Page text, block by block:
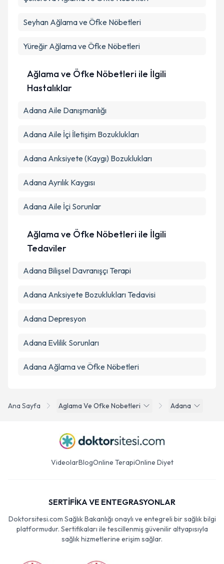
kapsamda işlenmesini kabul ediyorum.
Takvim Talebini Gönder
Ana Sayfa Aglama Ve Ofke Nobetleri Adana
Seyhan Ağlama ve Öfke Nöbetleri
Yüreğir Ağlama ve Öfke Nöbetleri
Ağlama ve Öfke Nöbetleri ile İlgili
Hastalıklar
Adana Aile Danışmanlığı
Adana Aile İçi İletişim Bozuklukları
Adana Anksiyete (Kaygı) Bozuklukları
Adana Ayrılık Kaygısı
Adana Aile İçi Sorunlar
Ağlama ve Öfke Nöbetleri ile İlgili
Tedaviler
Adana Bilişsel Davranışçı Terapi
Adana Anksiyete Bozuklukları Tedavisi
Adana Depresyon
Adana Evlilik Sorunları
Adana Ağlama ve Öfke Nöbetleri
VideolarBlogOnline TerapiOnline Diyet
SERTİFİKA VE ENTEGRASYONLAR
Doktorsitesi.com Sağlık Bakanlığı onaylı ve entegreli bir sağlık bilgi
platformudur. Sertifikaları ile tescillenmiş güvenilir altyapısıyla
sağlık hizmetlerine erişim sağlar.